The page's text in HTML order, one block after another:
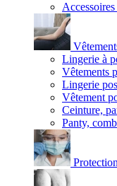
Lingerie à
Vêtements
Lingerie
Vêtement
Ceinture,
Panty,